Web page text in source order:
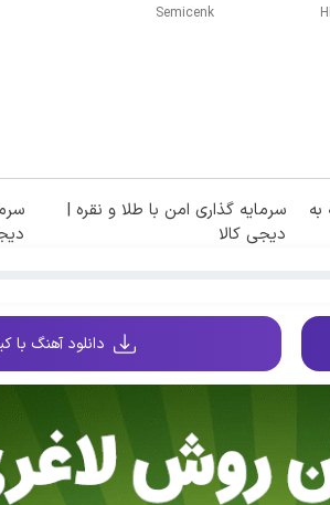
Semicenk
به
سرمایه گذاری امن با طلا و نقره |
دیجی کالا
دانلود آهنگ با